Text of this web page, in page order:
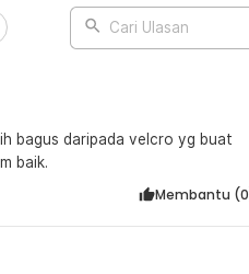
ukuran yang dibutuhkan
yang membuat produk
lepaskan lapisan film pada
Sticker 1M - ZNK006
Cari Ulasan
bagus daripada velcro yg buat
baik.
Membantu (0